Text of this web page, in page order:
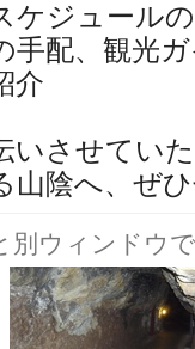
ケジュール
手配、観光
介
いさせてい
山陰へ、ぜ
別ウィンドウ